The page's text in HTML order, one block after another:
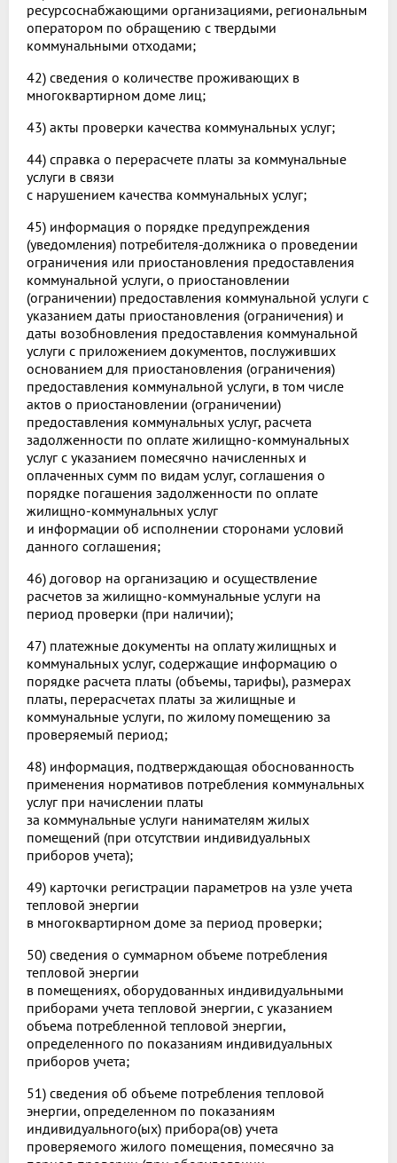
ресурсоснабжающими организациями, региональным
оператором по обращению с твердыми
коммунальными отходами;
42) сведения о количестве проживающих в
многоквартирном доме лиц;
43) акты проверки качества коммунальных услуг;
44) справка о перерасчете платы за коммунальные
услуги в связи
с нарушением качества коммунальных услуг;
45) информация о порядке предупреждения
(уведомления) потребителя-должника о проведении
ограничения или приостановления предоставления
коммунальной услуги, о приостановлении
(ограничении) предоставления коммунальной услуги с
указанием даты приостановления (ограничения) и
даты возобновления предоставления коммунальной
услуги с приложением документов, послуживших
основанием для приостановления (ограничения)
предоставления коммунальной услуги, в том числе
актов о приостановлении (ограничении)
предоставления коммунальных услуг, расчета
задолженности по оплате жилищно-коммунальных
услуг с указанием помесячно начисленных и
оплаченных сумм по видам услуг, соглашения о
порядке погашения задолженности по оплате
жилищно-коммунальных услуг
и информации об исполнении сторонами условий
данного соглашения;
46) договор на организацию и осуществление
расчетов за жилищно-коммунальные услуги на
период проверки (при наличии);
47) платежные документы на оплату жилищных и
коммунальных услуг, содержащие информацию о
порядке расчета платы (объемы, тарифы), размерах
платы, перерасчетах платы за жилищные и
коммунальные услуги, по жилому помещению за
проверяемый период;
48) информация, подтверждающая обоснованность
применения нормативов потребления коммунальных
услуг при начислении платы
за коммунальные услуги нанимателям жилых
помещений (при отсутствии индивидуальных
приборов учета);
49) карточки регистрации параметров на узле учета
тепловой энергии
в многоквартирном доме за период проверки;
50) сведения о суммарном объеме потребления
тепловой энергии
в помещениях, оборудованных индивидуальными
приборами учета тепловой энергии, с указанием
объема потребленной тепловой энергии,
определенного по показаниям индивидуальных
приборов учета;
51) сведения об объеме потребления тепловой
энергии, определенном по показаниям
индивидуального(ых) прибора(ов) учета
проверяемого жилого помещения, помесячно за